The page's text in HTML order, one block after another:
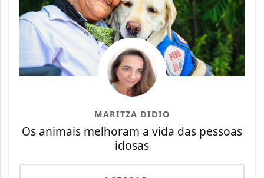
MARITZA DIDIO
Os animais melhoram a vida das pessoas
idosas